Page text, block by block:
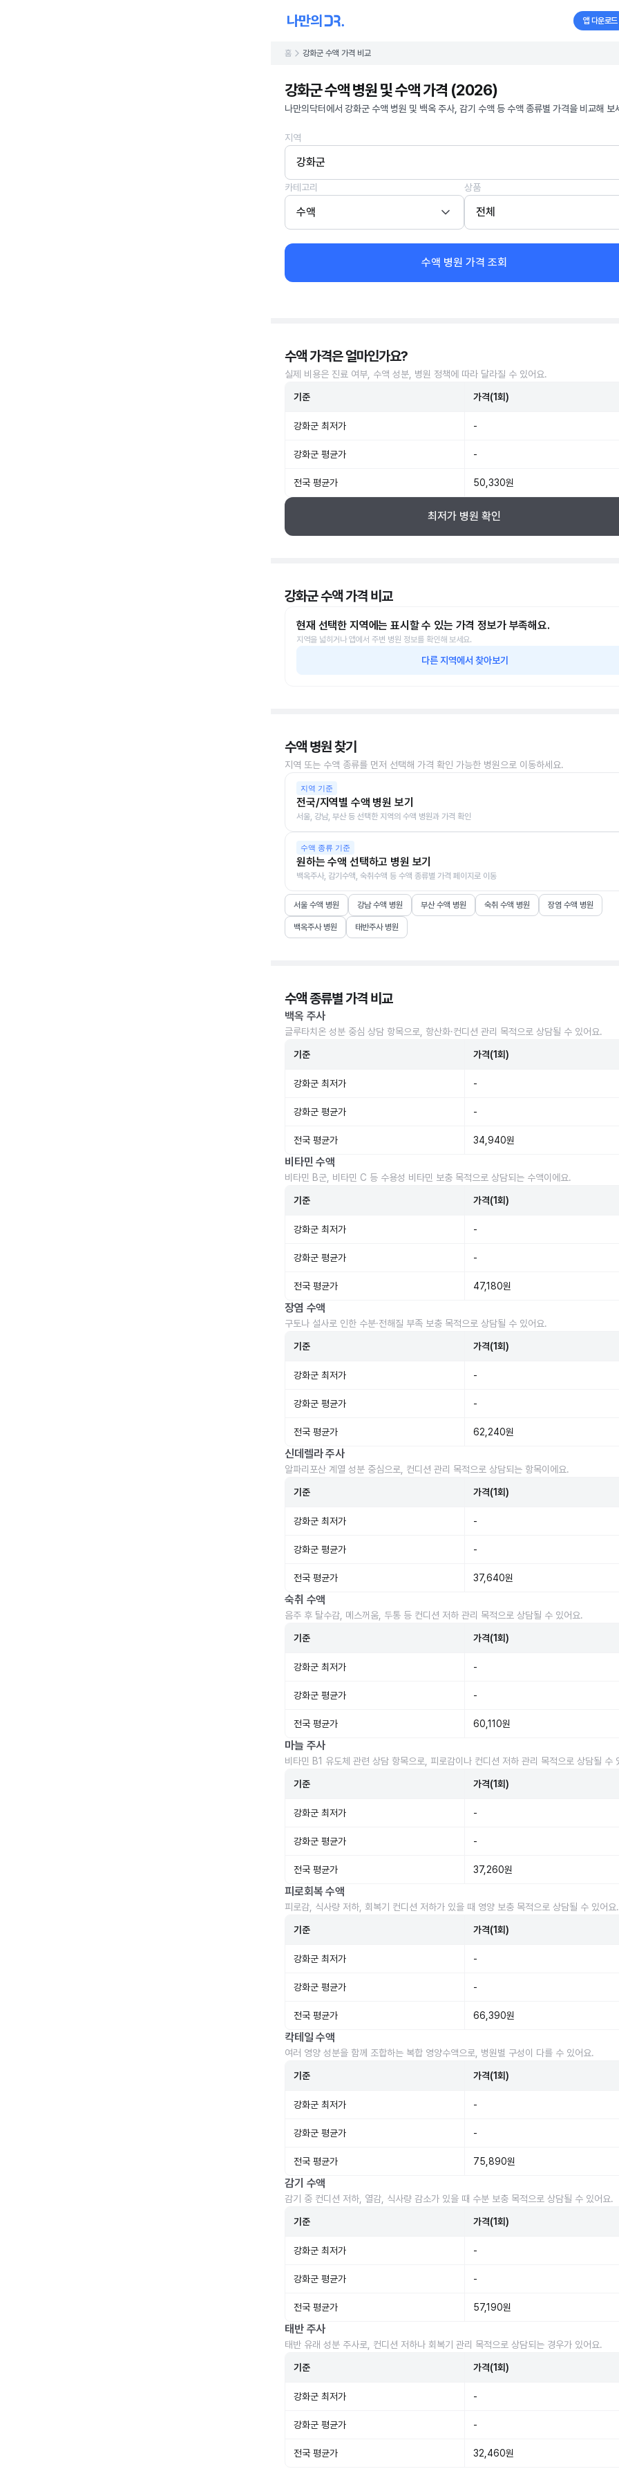
앱 다운로드
홈 강화군 수액 가격 비교
강화군 수액 병원 및 수액 가격 (2026)
나만의닥터에서 강화군 수액 병원 및 백옥 주사, 감기 수액 등 수액 종류별 가격을 비교해 보
지역
강화군
카테고리
수액
상품
전체
수액 병원 가격 조회
수액 가격은 얼마인가요?
실제 비용은 진료 여부, 수액 성분, 병원 정책에 따라 달라질 수 있어요.
기준 가격(1회)
강화군 최저가 -
강화군 평균가 -
전국 평균가 50,330원
최저가 병원 확인
강화군 수액 가격 비교
현재 선택한 지역에는 표시할 수 있는 가격 정보가 부족해요.
지역을 넓히거나 앱에서 주변 병원 정보를 확인해 보세요.
다른 지역에서 찾아보기
수액 병원 찾기
지역 또는 수액 종류를 먼저 선택해 가격 확인 가능한 병원으로 이동하세요.
지역 기준
전국/지역별 수액 병원 보기
서울, 강남, 부산 등 선택한 지역의 수액 병원과 가격 확인
수액 종류 기준
원하는 수액 선택하고 병원 보기
백옥주사, 감기수액, 숙취수액 등 수액 종류별 가격 페이지로 이동
서울 수액 병원 강남 수액 병원 부산 수액 병원 숙취 수액 병원 장염 수액 병원
백옥주사 병원 태반주사 병원
수액 종류별 가격 비교
백옥 주사
글루타치온 성분 중심 상담 항목으로, 항산화·컨디션 관리 목적으로 상담될 수 있어요.
기준 가격(1회)
강화군 최저가 -
강화군 평균가 -
전국 평균가 34,940원
비타민 수액
비타민 B군, 비타민 C 등 수용성 비타민 보충 목적으로 상담되는 수액이에요.
기준 가격(1회)
강화군 최저가 -
강화군 평균가 -
전국 평균가 47,180원
장염 수액
구토나 설사로 인한 수분·전해질 부족 보충 목적으로 상담될 수 있어요.
기준 가격(1회)
강화군 최저가 -
강화군 평균가 -
전국 평균가 62,240원
신데렐라 주사
알파리포산 계열 성분 중심으로, 컨디션 관리 목적으로 상담되는 항목이에요.
기준 가격(1회)
강화군 최저가 -
강화군 평균가 -
전국 평균가 37,640원
숙취 수액
음주 후 탈수감, 메스꺼움, 두통 등 컨디션 저하 관리 목적으로 상담될 수 있어요.
기준 가격(1회)
강화군 최저가 -
강화군 평균가 -
전국 평균가 60,110원
마늘 주사
비타민 B1 유도체 관련 상담 항목으로, 피로감이나 컨디션 저하 관리 목적으로 상담될 수
기준 가격(1회)
강화군 최저가 -
강화군 평균가 -
전국 평균가 37,260원
피로회복 수액
피로감, 식사량 저하, 회복기 컨디션 저하가 있을 때 영양 보충 목적으로 상담될 수 있어요.
기준 가격(1회)
강화군 최저가 -
강화군 평균가 -
전국 평균가 66,390원
칵테일 수액
여러 영양 성분을 함께 조합하는 복합 영양수액으로, 병원별 구성이 다를 수 있어요.
기준 가격(1회)
강화군 최저가 -
강화군 평균가 -
전국 평균가 75,890원
감기 수액
감기 중 컨디션 저하, 열감, 식사량 감소가 있을 때 수분 보충 목적으로 상담될 수 있어요.
기준 가격(1회)
강화군 최저가 -
강화군 평균가 -
전국 평균가 57,190원
태반 주사
태반 유래 성분 주사로, 컨디션 저하나 회복기 관리 목적으로 상담되는 경우가 있어요.
기준 가격(1회)
강화군 최저가 -
강화군 평균가 -
전국 평균가 32,460원